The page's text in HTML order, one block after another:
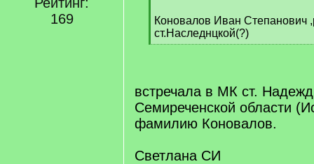
169
q
]
Коновалов Иван Степанович
ст.Наследнцкой(?)
[
встречала в МК ст.
Семиреченской области
фамилию Коновалов.
Светлана СИ